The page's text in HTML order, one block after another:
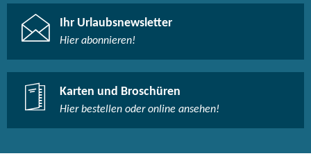
Ihr Urlaubsnewsletter
Hier abonnieren!
Karten und Broschüren
Hier bestellen oder online ansehen!